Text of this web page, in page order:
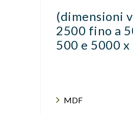
(dimensioni
2500 fino a
500 e 5000
MDF